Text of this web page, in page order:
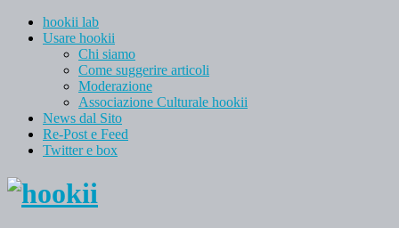
hookii lab
Usare hookii
Chi siamo
Come suggerire articoli
Moderazione
Associazione Culturale hookii
News dal Sito
Re-Post e Feed
Twitter e box